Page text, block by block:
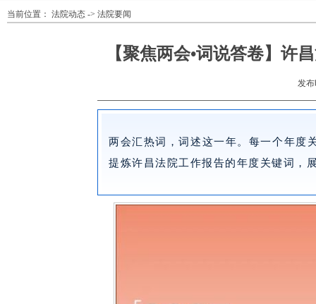
当前位置： 法院动态 -> 法院要闻
【聚焦两会•词说答卷】许
发布
两会汇热词，词述这一年。每一个年度
提炼许昌法院工作报告的年度关键词，